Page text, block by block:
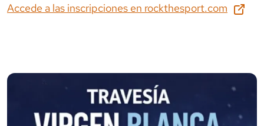
Accede a las inscripciones en rockthesport.com